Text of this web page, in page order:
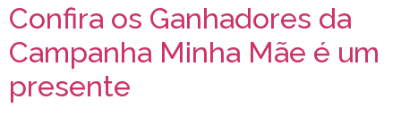
Confira os Ganhadores da
Campanha Minha Mãe é um
presente